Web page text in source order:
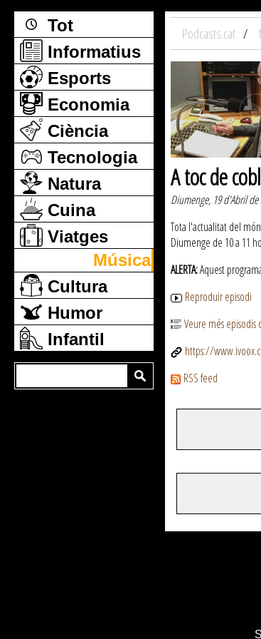
Tot
Informatius
Esports
Economia
Ciència
Tecnologia
Natura
Cuina
Viatges
Música
Cultura
Humor
Infantil
Podcasts.cat
A toc de
Diumenge, 19 d'Abril de
Tota l'actualitat del
Diumenge de 10 a 11
ALERTA:Aquest
Reproduir episodi
Veure més episodis
https://
RSS feed